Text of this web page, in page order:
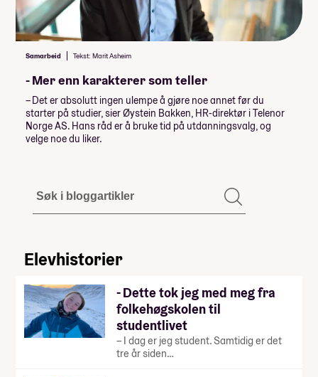
Samarbeid Tekst: Marit Asheim
- Mer enn karakterer som teller
– Det er absolutt ingen ulempe å gjøre noe annet før du
starter på studier, sier Øystein Bakken, HR-direktør i Telenor
Norge AS. Hans råd er å bruke tid på utdanningsvalg, og
velge noe du liker.
Elevhistorier
- Dette tok jeg med meg fra
folkehøgskolen til
studentlivet
– I dag er jeg student. Samtidig er det
tre år siden…